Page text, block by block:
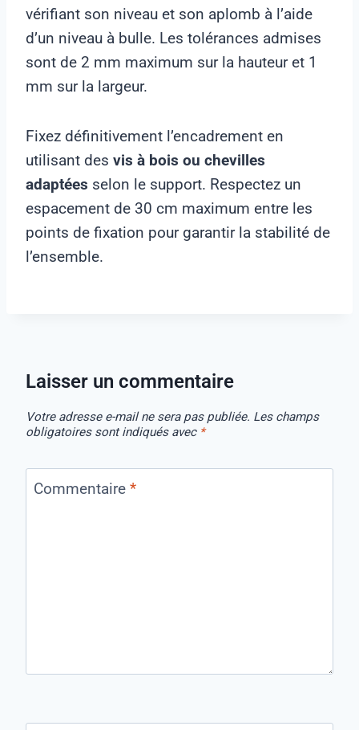
vérifiant son niveau et son aplomb à l’aide
d’un niveau à bulle. Les tolérances admises
sont de 2 mm maximum sur la hauteur et 1
mm sur la largeur.
Fixez définitivement l’encadrement en
utilisant des vis à bois ou chevilles
adaptées selon le support. Respectez un
espacement de 30 cm maximum entre les
points de fixation pour garantir la stabilité de
l’ensemble.
Laisser un commentaire
Votre adresse e-mail ne sera pas publiée. Les champs
obligatoires sont indiqués avec *
Commentaire *